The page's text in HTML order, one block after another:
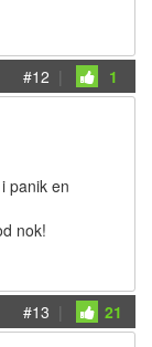
#12 | 1
panik en
nok!
#13 | 21